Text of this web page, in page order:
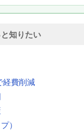
知りたい
経費削減
）